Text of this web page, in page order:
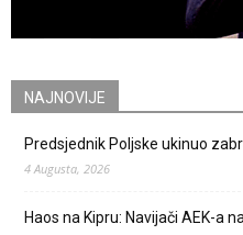
NAJNOVIJE
Predsjednik Poljske ukinuo
4 Augusta, 2026
Haos na Kipru: Navijači AEK-a